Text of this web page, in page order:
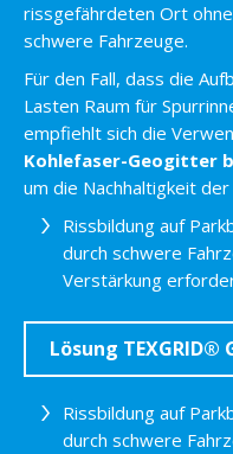
rissgefährdeten Ort
schwere Fahrzeuge.
Für den Fall, dass die
Lasten Raum für
empfiehlt sich die
Kohlefaser-Geogitter
um die Nachhaltigkeit
Rissbildung auf
durch schwere
Verstärkung
Lösung TEXGRID®
Rissbildung auf
durch schwere